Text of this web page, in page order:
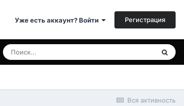
Уже есть аккаунт? Войти Регистрация
Вся активность